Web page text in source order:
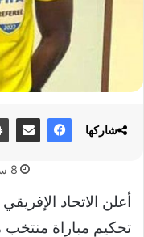
8 سبتمبر، 2025
أعلن الاتحاد
تحكيم مباراة منتخب
شاركها